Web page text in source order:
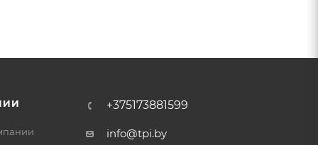
+375173881599
info@tpi.by